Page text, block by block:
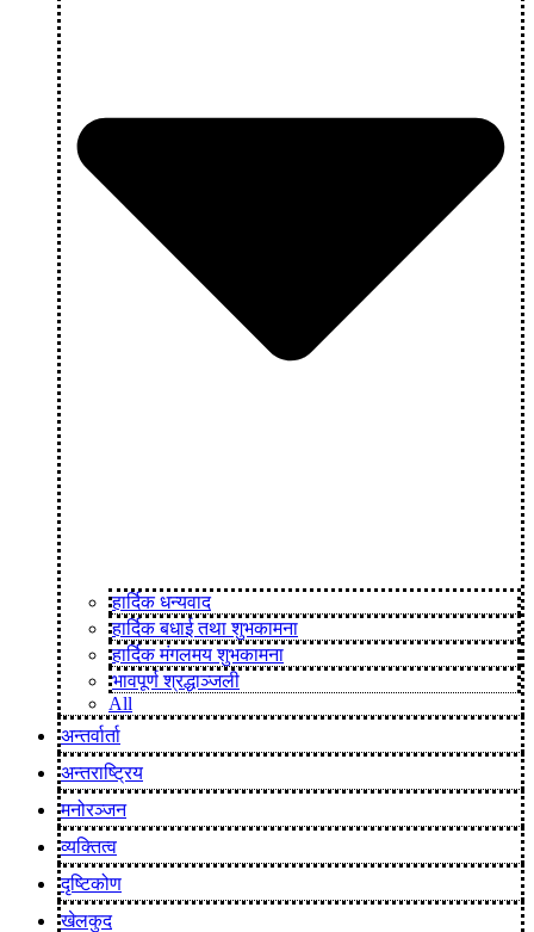
हार्दिक धन्यवाद
हार्दिक बधाई तथा शुभकामना
हार्दिक मंगलमय शुभकामना
भावपूर्ण श्रद्धाञ्जली
All
अन्तर्वार्ता
अन्तराष्ट्रिय
मनोरञ्जन
व्यक्तित्व
दृष्टिकोण
खेलकुद